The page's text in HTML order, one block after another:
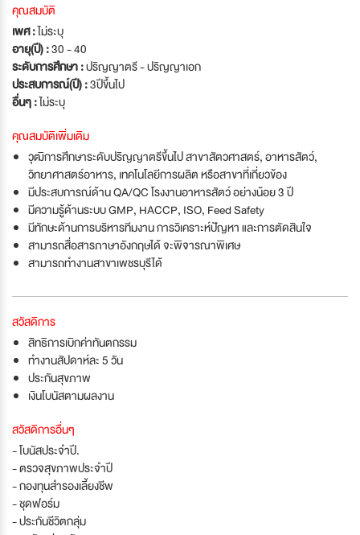
คุณสมบัติ
เพศ :ไม่ระบุ
อายุ(ปี) :30 - 40
ระดับการศึกษา :ปริญญาตรี - ปริญญาเอก
ประสบการณ์(ปี) :3ปีขึ้นไป
อื่นๆ :ไม่ระบุ
คุณสมบัติเพิ่มเติม
วุฒิการศึกษาระดับปริญญาตรีขึ้นไป สาขาสัตวศาสตร์, อาหารสัตว์,
วิทยาศาสตร์อาหาร, เทคโนโลยีการผลิต หรือสาขาที่เกี่ยวข้อง
มีประสบการณ์ด้าน QA/QC โรงงานอาหารสัตว์ อย่างน้อย 3 ปี
มีความรู้ด้านระบบ GMP, HACCP, ISO, Feed Safety
มีทักษะด้านการบริหารทีมงาน การวิเคราะห์ปัญหา และการตัดสินใจ
สามารถสื่อสารภาษาอังกฤษได้ จะพิจารณาพิเศษ
สามารถทำงานสาขาเพชรบุรีได้
สวัสดิการ
สิทธิการเบิกค่าทันตกรรม
ทำงานสัปดาห์ละ 5 วัน
ประกันสุขภาพ
เงินโบนัสตามผลงาน
สวัสดิการอื่นๆ
- โบนัสประจำปี.
- ตรวจสุขภาพประจำปี
- กองทุนสำรองเลี้ยงชีพ
- ชุดฟอร์ม
- ประกันชีวิตกลุ่ม